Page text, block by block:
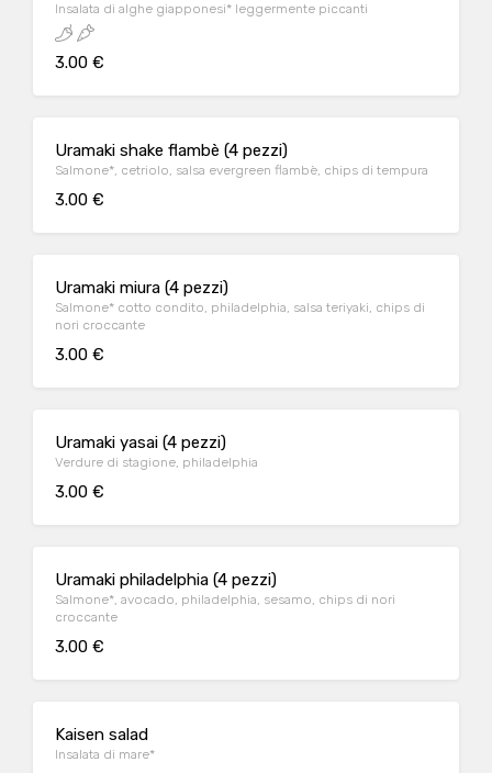
Insalata di alghe giapponesi* leggermente piccanti
3.00 €
Uramaki shake flambè (4 pezzi)
Salmone*, cetriolo, salsa evergreen flambè, chips di tempura
3.00 €
Uramaki miura (4 pezzi)
Salmone* cotto condito, philadelphia, salsa teriyaki, chips di
nori croccante
3.00 €
Uramaki yasai (4 pezzi)
Verdure di stagione, philadelphia
3.00 €
Uramaki philadelphia (4 pezzi)
Salmone*, avocado, philadelphia, sesamo, chips di nori
croccante
3.00 €
Kaisen salad
Insalata di mare*